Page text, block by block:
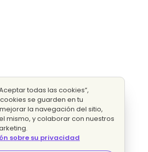
todas las cookies”,
se guarden en tu
la navegación del sitio,
mismo, y colaborar con nuestros
sobre su privacidad